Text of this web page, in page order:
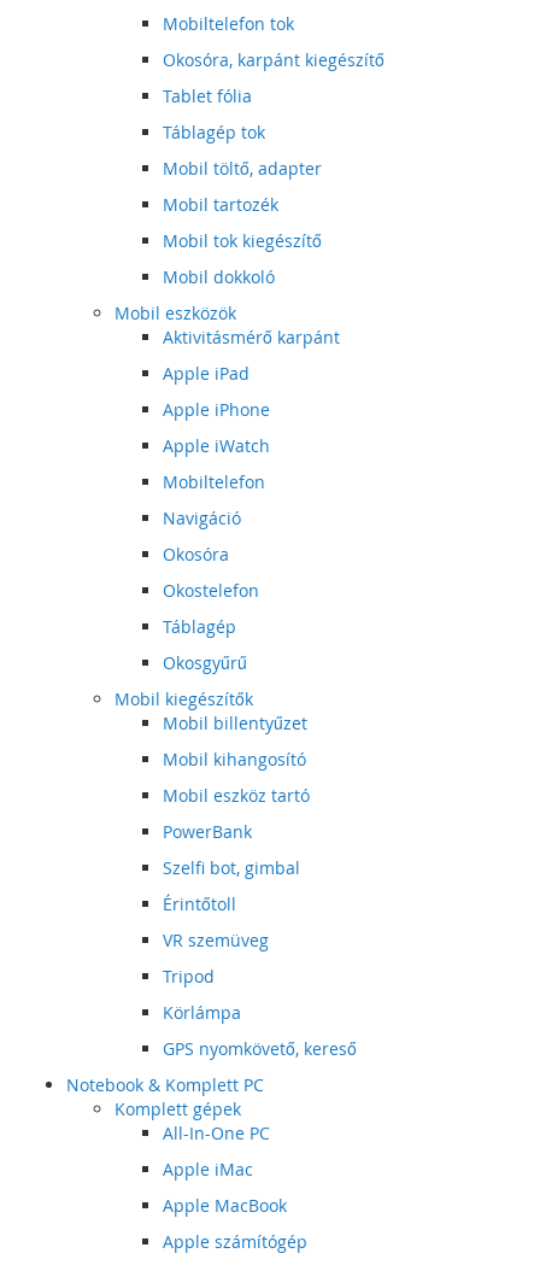
Mobiltelefon tok
Okosóra, karpánt kiegészítő
Tablet fólia
Táblagép tok
Mobil töltő, adapter
Mobil tartozék
Mobil tok kiegészítő
Mobil dokkoló
Mobil eszközök
Aktivitásmérő karpánt
Apple iPad
Apple iPhone
Apple iWatch
Mobiltelefon
Navigáció
Okosóra
Okostelefon
Táblagép
Okosgyűrű
Mobil kiegészítők
Mobil billentyűzet
Mobil kihangosító
Mobil eszköz tartó
PowerBank
Szelfi bot, gimbal
Érintőtoll
VR szemüveg
Tripod
Körlámpa
GPS nyomkövető, kereső
Notebook & Komplett PC
Komplett gépek
All-In-One PC
Apple iMac
Apple MacBook
Apple számítógép